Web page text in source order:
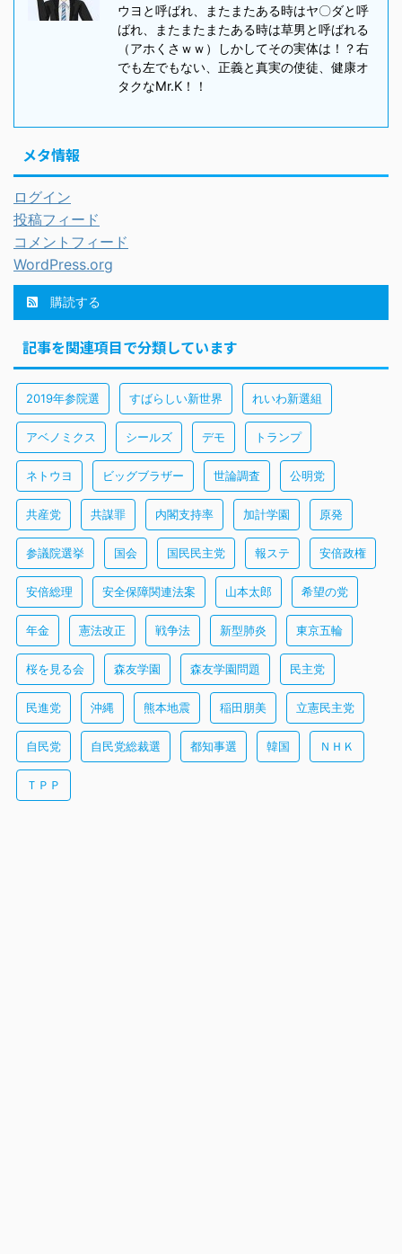
ウヨと呼ばれ、またまたある時はヤ〇ダと呼
ばれ、またまたまたある時は草男と呼ばれる
（アホくさｗｗ）しかしてその実体は！？右
でも左でもない、正義と真実の使徒、健康オ
タクなMr.K！！
メタ情報
ログイン
投稿フィード
コメントフィード
WordPress.org
購読する
記事を関連項目で分類しています
2019年参院選 すばらしい新世界 れいわ新選組
アベノミクス シールズ デモ トランプ
ネトウヨ ビッグブラザー 世論調査 公明党
共産党 共謀罪 内閣支持率 加計学園 原発
参議院選挙 国会 国民民主党 報ステ 安倍政権
安倍総理 安全保障関連法案 山本太郎 希望の党
年金 憲法改正 戦争法 新型肺炎 東京五輪
桜を見る会 森友学園 森友学園問題 民主党
民進党 沖縄 熊本地震 稲田朋美 立憲民主党
自民党 自民党総裁選 都知事選 韓国 ＮＨＫ
ＴＰＰ